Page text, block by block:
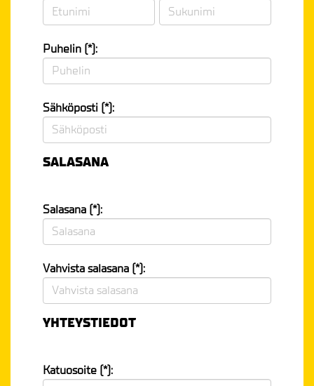
Puhelin (*):
Sähköposti (*):
SALASANA
Salasana (*):
Vahvista salasana (*):
YHTEYSTIEDOT
Katuosoite (*):